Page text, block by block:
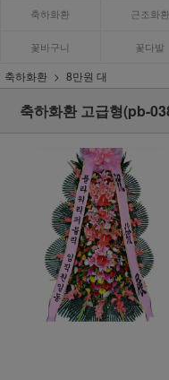
축하화환 근조화환
꽃바구니 꽃다발
축하화환 8만원 대
축하화환 고급형(pb-